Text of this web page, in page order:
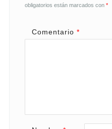
obligatorios están marcados con *
Comentario *